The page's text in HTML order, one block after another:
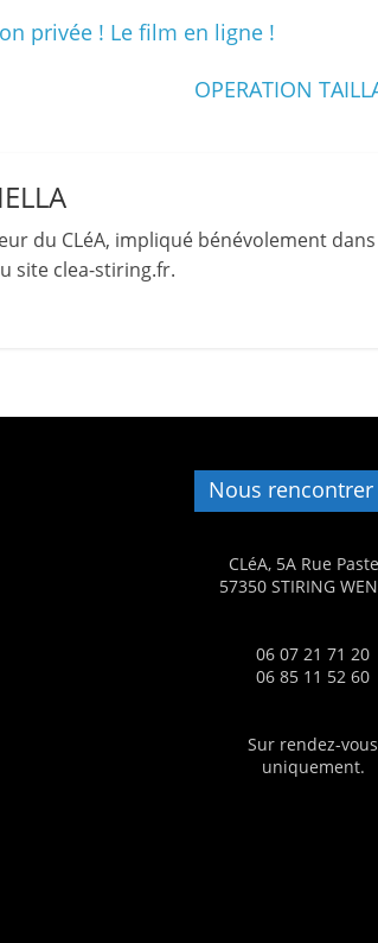
–
Stiring-
L
o
privée ! Le film en ligne !
OPERATION
du CLéA, impliqué bénévolement
site clea-stiring.fr.
Nous rencontrer
CLéA, 5A Rue
57350 STIRING
06 07 21 71 20
06 85 11 52 60
Sur rendez-vous
uniquement.